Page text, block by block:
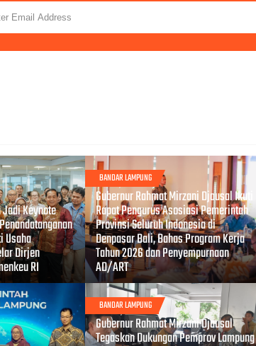
Keynote
Usaha
Dirjen
RI
BANDAR LAMPUNG
FEB 14, 2026
Gubernur Rahmat Mirzani Djausal Ikuti
Rapat Pengurus Asosiasi Pemerintah
Provinsi Seluruh Indonesia di
Denpasar Bali, Bahas Program Kerja
Tahun 2026 dan Penyempurnaan
AD/ART
BANDAR LAMPUNG
FEB 03, 2026
Gubernur Rahmat Mirzani Djausal
Tegaskan Dukungan Pemprov Lampung